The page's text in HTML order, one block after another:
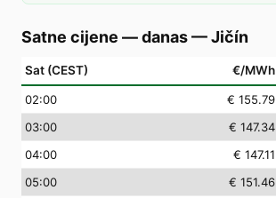
Satne cijene — danas—Jičín
Sat (CEST) €/MWh
02:00 € 155.79
03:00 € 147.34
04:00 € 147.11
05:00 € 151.46